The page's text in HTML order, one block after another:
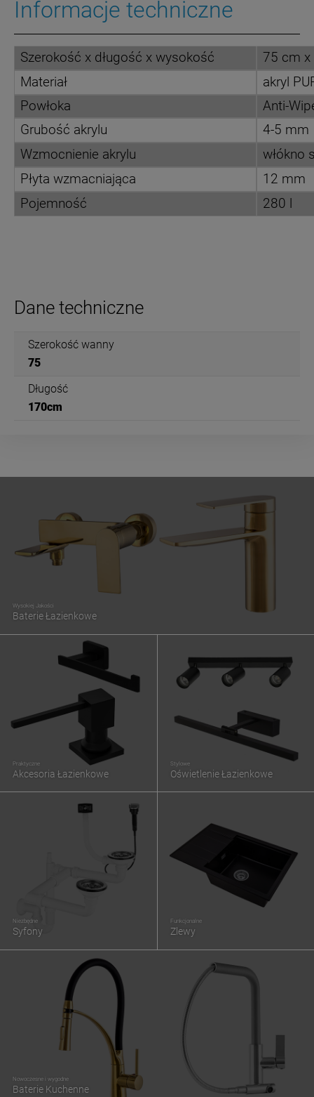
Informacje techniczne
Szerokość x długość x wysokość
75 cm
Materiał
akryl
Powłoka
Anti-
Grubość akrylu
4-5 mm
Wzmocnienie akrylu
włókno
Płyta wzmacniająca
12 mm
Pojemność
280 l
Dane techniczne
Szerokość wanny
75
Długość
170cm
Wysokiej Jakości
Baterie Łazienkowe
Praktyczne
Akcesoria Łazienkowe
Stylowe
Oświetlenie Łazienkowe
Nowoczesne i wygodne
Baterie Kuchenne
Niezbędne
Syfony
Funkcjonalne
Zlewy